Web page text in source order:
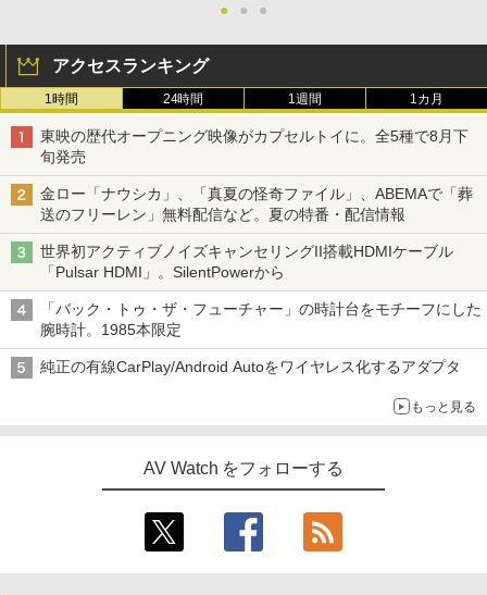
● ● ●
アクセスランキング
1時間 24時間 1週間 1カ月
東映の歴代オープニング映像がカプセルトイに。全5種で8月下
旬発売
金ロー「ナウシカ」、「真夏の怪奇ファイル」、ABEMAで「葬
送のフリーレン」無料配信など。夏の特番・配信情報
世界初アクティブノイズキャンセリングII搭載HDMIケーブル
「Pulsar HDMI」。SilentPowerから
「バック・トゥ・ザ・フューチャー」の時計台をモチーフにした
腕時計。1985本限定
純正の有線CarPlay/Android Autoをワイヤレス化するアダプタ
もっと見る
AV Watch をフォローする